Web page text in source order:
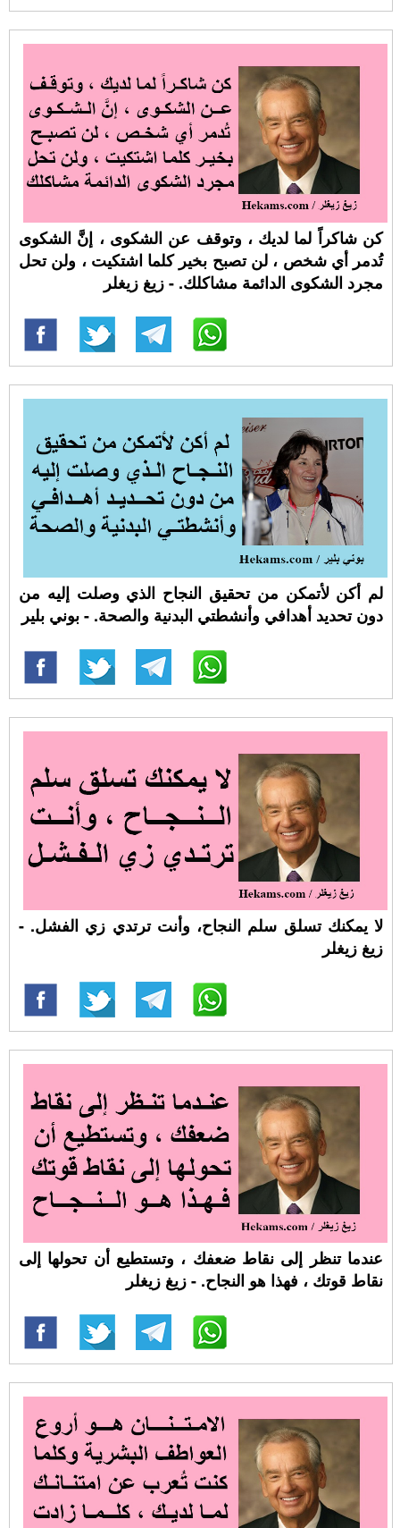
كن شاكراً لما لديك ، وتوقف عن الشكوى ، إنَّ الشكوى
تُدمر أي شخص ، لن تصبح بخير كلما اشتكيت ، ولن تحل
مجرد الشكوى الدائمة مشاكلك. - زيغ زيغلر
لم أكن لأتمكن من تحقيق النجاح الذي وصلت إليه من
دون تحديد أهدافي وأنشطتي البدنية والصحة. - بوني بلير
لا يمكنك تسلق سلم النجاح، وأنت ترتدي زي الفشل. -
زيغ زيغلر
عندما تنظر إلى نقاط ضعفك ، وتستطيع أن تحولها إلى
نقاط قوتك ، فهذا هو النجاح. - زيغ زيغلر